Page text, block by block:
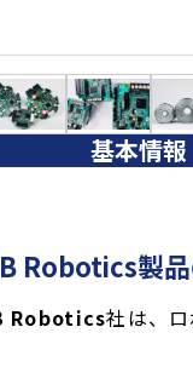
基本情報
Robotics製
Robotics社は、